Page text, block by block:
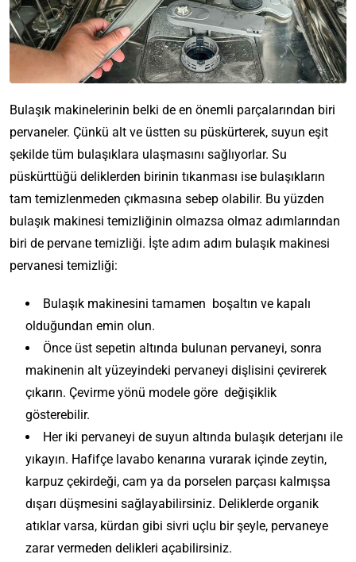
Bulaşık makinelerinin belki de en önemli parçalarından biri
pervaneler. Çünkü alt ve üstten su püskürterek, suyun eşit
şekilde tüm bulaşıklara ulaşmasını sağlıyorlar. Su
püskürttüğü deliklerden birinin tıkanması ise bulaşıkların
tam temizlenmeden çıkmasına sebep olabilir. Bu yüzden
bulaşık makinesi temizliğinin olmazsa olmaz adımlarından
biri de pervane temizliği. İşte adım adım bulaşık makinesi
pervanesi temizliği:
Bulaşık makinesini tamamen boşaltın ve kapalı
olduğundan emin olun.
Önce üst sepetin altında bulunan pervaneyi, sonra
makinenin alt yüzeyindeki pervaneyi dişlisini çevirerek
çıkarın. Çevirme yönü modele göre değişiklik
gösterebilir.
Her iki pervaneyi de suyun altında bulaşık deterjanı ile
yıkayın. Hafifçe lavabo kenarına vurarak içinde zeytin,
karpuz çekirdeği, cam ya da porselen parçası kalmışsa
dışarı düşmesini sağlayabilirsiniz. Deliklerde organik
atıklar varsa, kürdan gibi sivri uçlu bir şeyle, pervaneye
zarar vermeden delikleri açabilirsiniz.